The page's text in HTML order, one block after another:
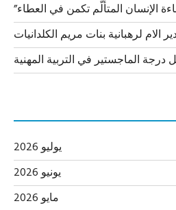
الإنسان المتألّم تكمن في العطاء”
لرهبانية بنات مريم الكلدانيات
درجة الماجستير في التربية المهنية
يوليو 2026
يونيو 2026
مايو 2026